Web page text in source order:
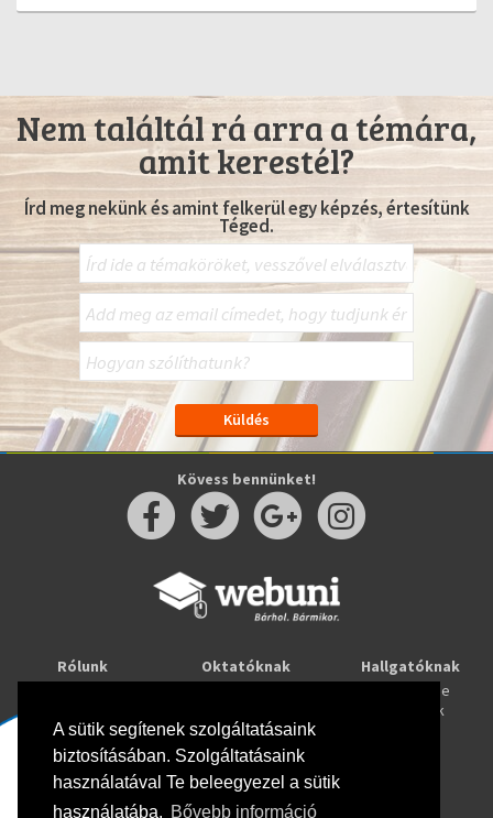
A sütik segítenek szolgáltatásaink
biztosításában. Szolgáltatásaink
használatával Te beleegyezel a sütik
használatába. Bővebb információ
Nem találtál rá arra a témára,
amit kerestél?
Írd meg nekünk és amint felkerül egy képzés, értesítünk
Téged.
Kövess bennünket!
Rólunk
Oktatóknak
Webuni Stúdió
Hallgatóknak
Tanulj online
Képzések
Info
Adatkezelési tájékoztató
ÁSZF